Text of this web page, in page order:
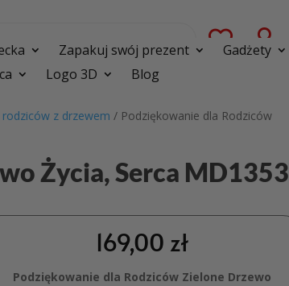
 
Zapakuj swój prezent
Gadżety
Logo 3D Blog
z drzewem / Podziękowanie dla Rodziców
Życia, Serca MD1353
169,00 zł
Podziękowanie dla Rodziców Zielone Drzewo